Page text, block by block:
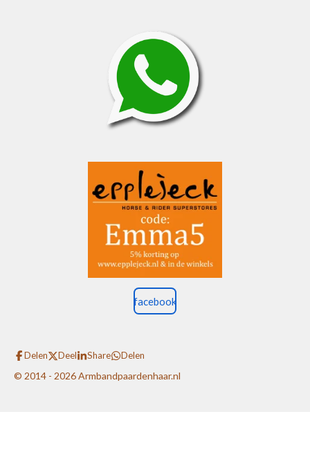
facebook
Delen Deel Share Delen
© 2014 - 2026 Armbandpaardenhaar.nl